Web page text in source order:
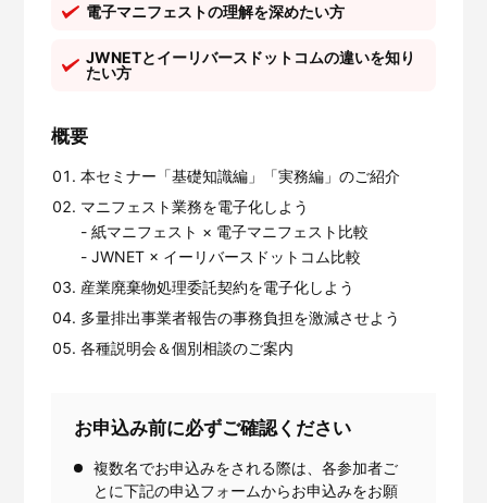
電子マニフェストの理解を深めたい方
JWNETとイーリバースドットコムの違いを知り
たい方
概要
本セミナー「基礎知識編」「実務編」のご紹介
マニフェスト業務を電子化しよう
- 紙マニフェスト × 電子マニフェスト比較
- JWNET × イーリバースドットコム比較
産業廃棄物処理委託契約を電子化しよう
多量排出事業者報告の事務負担を激減させよう
各種説明会＆個別相談のご案内
お申込み前に必ずご確認ください
複数名でお申込みをされる際は、各参加者ご
とに下記の申込フォームからお申込みをお願